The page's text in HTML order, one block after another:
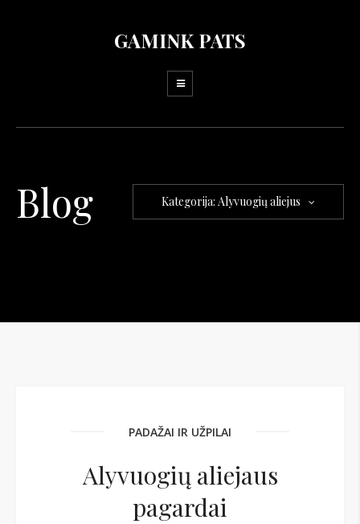
GAMINK PATS
Blog Kategorija: Alyvuogių aliejus
PADAŽAI IR UŽPILAI
Alyvuogių aliejaus
pagardai